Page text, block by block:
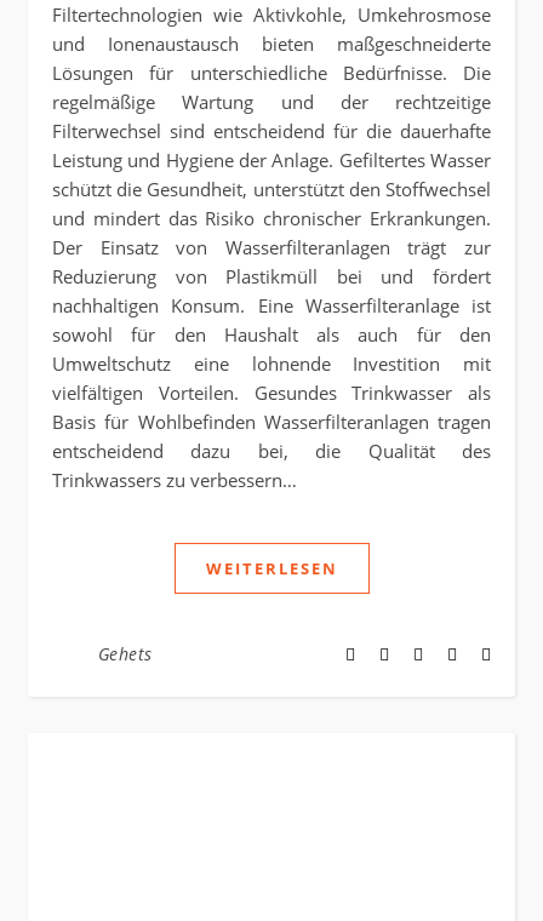
Filtertechnologien wie Aktivkohle, Umkehrosmose
und Ionenaustausch bieten maßgeschneiderte
Lösungen für unterschiedliche Bedürfnisse. Die
regelmäßige Wartung und der rechtzeitige
Filterwechsel sind entscheidend für die dauerhafte
Leistung und Hygiene der Anlage. Gefiltertes Wasser
schützt die Gesundheit, unterstützt den Stoffwechsel
und mindert das Risiko chronischer Erkrankungen.
Der Einsatz von Wasserfilteranlagen trägt zur
Reduzierung von Plastikmüll bei und fördert
nachhaltigen Konsum. Eine Wasserfilteranlage ist
sowohl für den Haushalt als auch für den
Umweltschutz eine lohnende Investition mit
vielfältigen Vorteilen. Gesundes Trinkwasser als
Basis für Wohlbefinden Wasserfilteranlagen tragen
entscheidend dazu bei, die Qualität des
Trinkwassers zu verbessern…
WEITERLESEN
Gehets